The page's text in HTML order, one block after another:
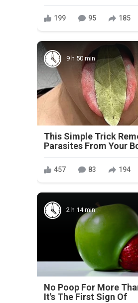
199 95 185
9 h 50 min
This Simple Trick
Parasites From Your
457 83 194
2 h 14 min
No Poop For More
It's The First Sign Of